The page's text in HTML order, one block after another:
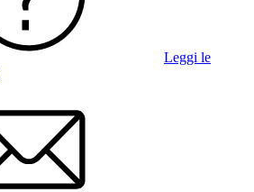
Leggi le